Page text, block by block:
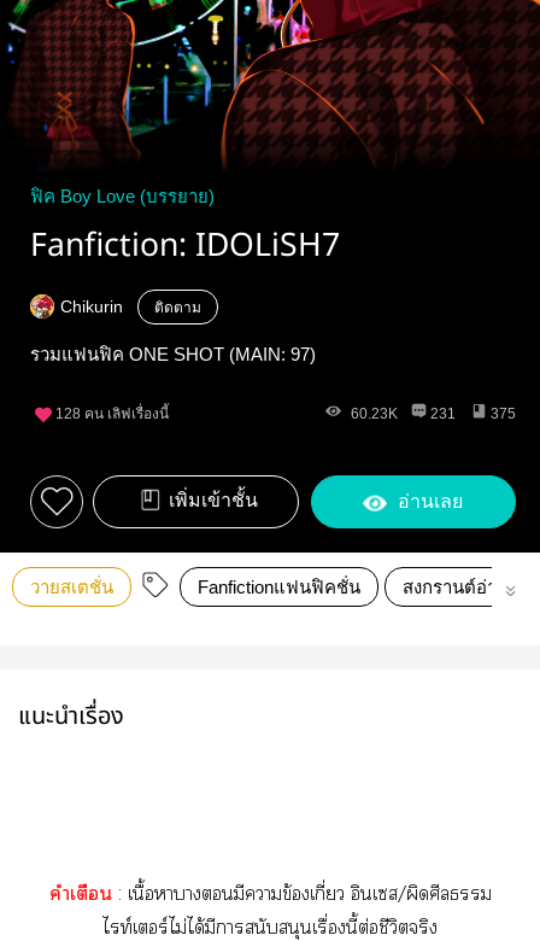
ฟิค Boy Love (บรรยาย)
Fanfiction: IDOLiSH7
Chikurin ติดตาม
รวมแฟนฟิค ONE SHOT (MAIN: 97)
128 คน เลิฟเรื่องนี้ 60.23K 231 375
เพิ่มเข้าชั้น อ่านเลย
วายสเตชั่น Fanfictionแฟนฟิคชั่น สงกรานต์อ่านฟิน
แนะนำเรื่อง
คำเตือน: เนื้อาางมีาข้องเกี่ยว อินเส/ผิดศีล
ไท์เอร์ไม่ได้มีาสนับสนุนเรื่องนี้ต่อชีวิตจริง